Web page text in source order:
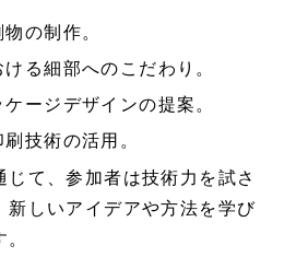
の制作。
る細部へのこだわり。
ージデザインの提案。
技術の活用。
じて、参加者は技術力を試さ
新しいアイデアや方法を学び